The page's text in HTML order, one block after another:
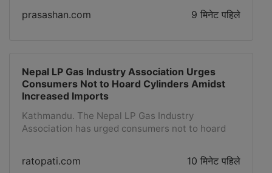
अवसरमा आयोजित कार्यक्रममा उनले संविधानले सुनिश्चित गरेका
उपलब्धिमाथि कार्यकारी निकायबाटै पटक–पटक घोचपेच हुने गरेको
prasashan.com 9 मिनेट पहिले
Nepal LP Gas Industry Association Urges
Consumers Not to Hoard Cylinders Amidst
Increased Imports
Kathmandu. The Nepal LP Gas Industry
Association has urged consumers not to hoard
increasing recently. The association has urged
everyone not to purchase more gas than
ratopati.com 10 मिनेट पहिले